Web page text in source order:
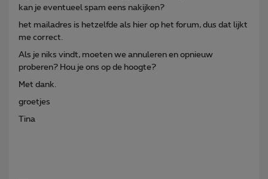
kan je eventueel spam eens nakijken?
het mailadres is hetzelfde als hier op het forum, dus dat lijkt
me correct.
Als je niks vindt, moeten we annuleren en opnieuw
proberen? Hou je ons op de hoogte?
Met dank.
groetjes
Tina